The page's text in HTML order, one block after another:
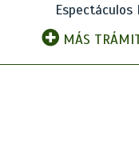
Espectáculos
MÁS